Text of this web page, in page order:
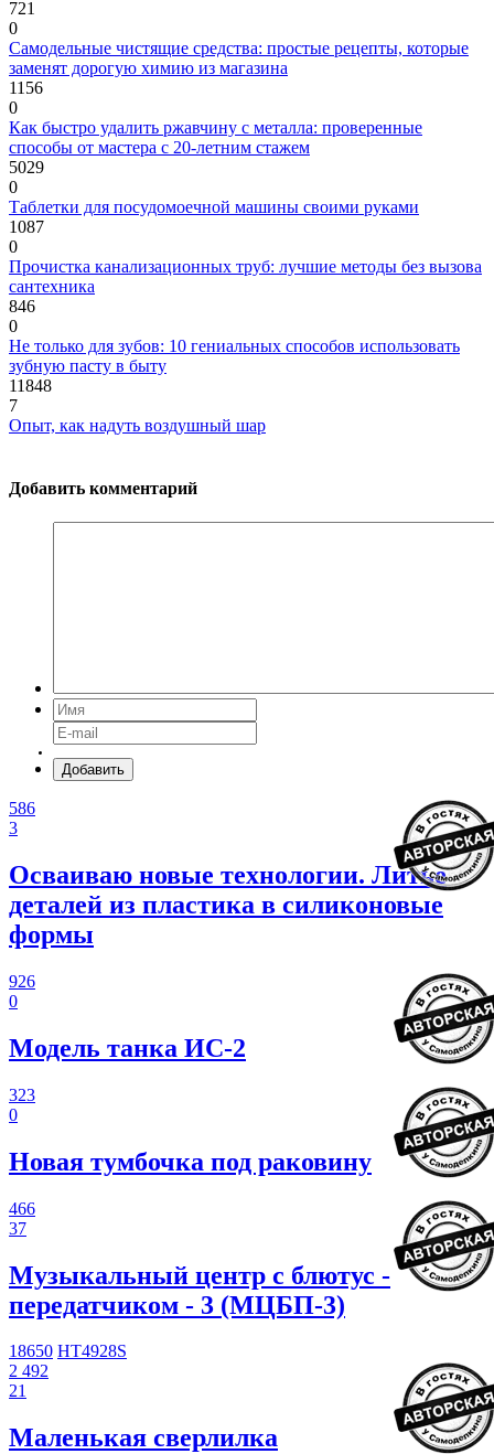
721
0
Самодельные чистящие средства: простые рецепты, которые
заменят дорогую химию из магазина
1156
0
Как быстро удалить ржавчину с металла: проверенные
способы от мастера с 20-летним стажем
5029
0
Таблетки для посудомоечной машины своими руками
1087
0
Прочистка канализационных труб: лучшие методы без вызова
сантехника
846
0
Не только для зубов: 10 гениальных способов использовать
зубную пасту в быту
11848
7
Опыт, как надуть воздушный шар
Добавить комментарий
Добавить
586
3
Осваиваю новые технологии. Литье
деталей из пластика в силиконовые
формы
926
0
Модель танка ИС-2
323
0
Новая тумбочка под раковину
466
37
Музыкальный центр с блютус -
передатчиком - 3 (МЦБП-3)
18650 HT4928S
2 492
21
Маленькая сверлилка